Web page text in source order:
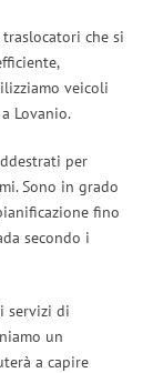
che si
veicoli
Lovanio.
per
Sono in grado
fino
secondo i
servizi di
un
a capire